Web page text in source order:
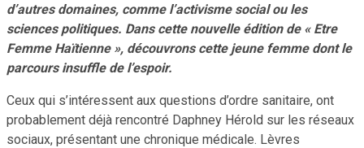
d’autres domaines, comme l’activisme social ou les
sciences politiques. Dans cette nouvelle édition de « Etre
Femme Haïtienne », découvrons cette jeune femme dont le
parcours insuffle de l’espoir.
Ceux qui s’intéressent aux questions d’ordre sanitaire, ont
probablement déjà rencontré Daphney Hérold sur les réseaux
sociaux, présentant une chronique médicale. Lèvres